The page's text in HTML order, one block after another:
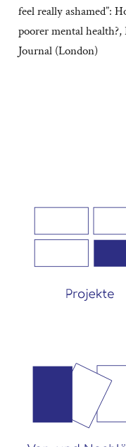
feel really ashamed”:
poorer mental
Journal (London)